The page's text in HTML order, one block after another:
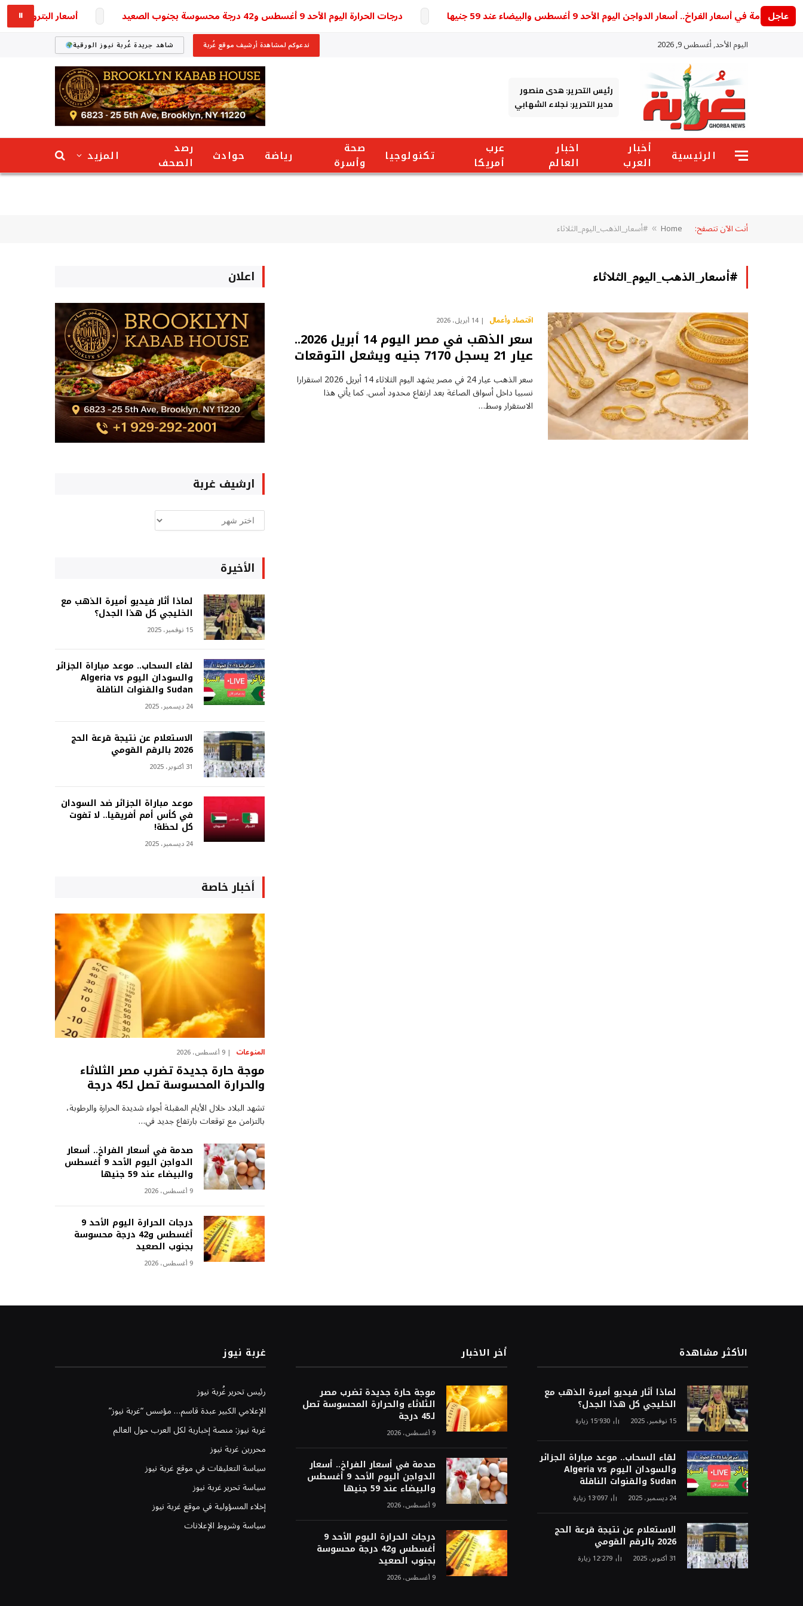
عاجل
صدمة في أسعار الفراخ.. أسعار الدواجن اليوم الأحد 9 أغسطس والبيضاء عند 59 جنيها درجات الحرارة اليوم الأحد 9 أغسطس و42 درجة محسوسة بجنوب الصعيد أسعار البترول في الإمارات يوم 9 أغسطس 2026
⏸
اليوم الأحد, أغسطس 9, 2026 ندعوكم لمشاهدة أرشيف موقع غُربة شاهد جريدة غُربة نيوز الورقية
رئيس التحرير: هدى منصور
مدير التحرير: نجلاء الشهابي
الرئيسية
أخبار
العرب
اخبار
العالم
عرب
أمريكا
تكنولوجيا
صحة
وأسرة
رياضة حوادث
رصد
الصحف
المزيد
أنت الآن تتصفح: Home
» #أسعار_الذهب_اليوم_الثلاثاء
#أسعار_الذهب_اليوم_الثلاثاء
اقتصاد وأعمال 14 أبريل، 2026
سعر الذهب في مصر اليوم 14 أبريل 2026..
عيار 21 يسجل 7170 جنيه ويشعل التوقعات
سعر الذهب عيار 24 في مصر يشهد اليوم الثلاثاء 14 أبريل 2026 استقرارا
نسبيا داخل أسواق الصاغة بعد ارتفاع محدود أمس. كما يأتي هذا
الاستقرار وسط…
اعلان
ارشيف غربة
ارشيف
غربة
الأخيرة
لماذا أثار فيديو أميرة الذهب مع
الخليجي كل هذا الجدل؟
15 نوفمبر، 2025
لقاء السحاب.. موعد مباراة الجزائر
والسودان اليوم Algeria vs
Sudan والقنوات الناقلة
24 ديسمبر، 2025
الاستعلام عن نتيجة قرعة الحج
2026 بالرقم القومي
31 أكتوبر، 2025
موعد مباراة الجزائر ضد السودان
في كأس أمم أفريقيا.. لا تفوت
كل لحظة!
24 ديسمبر، 2025
أخبار خاصة
المنوعات 9 أغسطس، 2026
موجة حارة جديدة تضرب مصر الثلاثاء
والحرارة المحسوسة تصل لـ45 درجة
تشهد البلاد خلال الأيام المقبلة أجواء شديدة الحرارة والرطوبة،
بالتزامن مع توقعات بارتفاع جديد في…
صدمة في أسعار الفراخ.. أسعار
الدواجن اليوم الأحد 9 أغسطس
والبيضاء عند 59 جنيها
9 أغسطس، 2026
درجات الحرارة اليوم الأحد 9
أغسطس و42 درجة محسوسة
بجنوب الصعيد
9 أغسطس، 2026
الأكثر مشاهدة
لماذا أثار فيديو أميرة الذهب مع
الخليجي كل هذا الجدل؟
15 نوفمبر، 2025 15٬930 زيارة
لقاء السحاب.. موعد مباراة الجزائر
والسودان اليوم Algeria vs
Sudan والقنوات الناقلة
24 ديسمبر، 2025 13٬097 زيارة
الاستعلام عن نتيجة قرعة الحج
2026 بالرقم القومي
31 أكتوبر، 2025 12٬279 زيارة
أخر الاخبار
موجة حارة جديدة تضرب مصر
الثلاثاء والحرارة المحسوسة تصل
لـ45 درجة
9 أغسطس، 2026
صدمة في أسعار الفراخ.. أسعار
الدواجن اليوم الأحد 9 أغسطس
والبيضاء عند 59 جنيها
9 أغسطس، 2026
درجات الحرارة اليوم الأحد 9
أغسطس و42 درجة محسوسة
بجنوب الصعيد
9 أغسطس، 2026
غربة نيوز
رئيس تحرير غُربة نيوز
الإعلامي الكبير عبدة قاسم… مؤسس “غربة نيوز”
غربة نيوز: منصة إخبارية لكل العرب حول العالم
محررين غربة نيوز
سياسة التعليقات في موقع غربة نيوز
سياسة تحرير غربة نيوز
إخلاء المسؤولية في موقع غربة نيوز
سياسة وشروط الإعلانات